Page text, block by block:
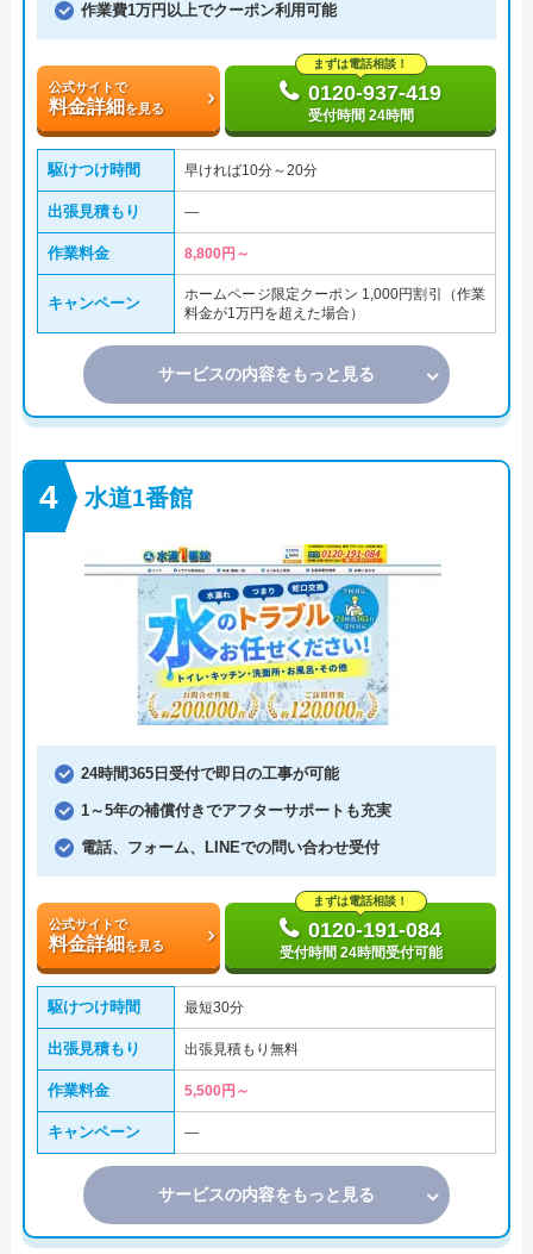
作業費1万円以上でクーポン利用可能
公式サイトで
料金詳細を見る
まずは電話相談！
0120-937-419
受付時間 24時間
駆けつけ時間 早ければ10分～20分
出張見積もり ―
作業料金 8,800円～
キャンペーン
ホームページ限定クーポン 1,000円割引（作業
料金が1万円を超えた場合）
サービスの内容をもっと見る
水道1番館
24時間365日受付で即日の工事が可能
1～5年の補償付きでアフターサポートも充実
電話、フォーム、LINEでの問い合わせ受付
公式サイトで
料金詳細を見る
まずは電話相談！
0120-191-084
受付時間 24時間受付可能
駆けつけ時間 最短30分
出張見積もり 出張見積もり無料
作業料金 5,500円～
キャンペーン ―
サービスの内容をもっと見る